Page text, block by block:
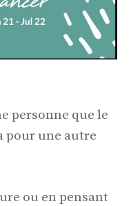
personne que le
pour une autre
ou en pensant